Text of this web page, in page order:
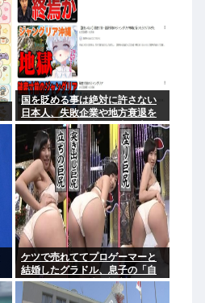
国を貶める事は絶対に許さない
日本人、失敗企業や地方衰退を
エンタメ化して楽しむ事は大好
きだったと判明www
ケツで売れててプロゲーマーと
結婚したグラドル、息子の「自
閉スペクトラム症」診断にショ
ックで泣く